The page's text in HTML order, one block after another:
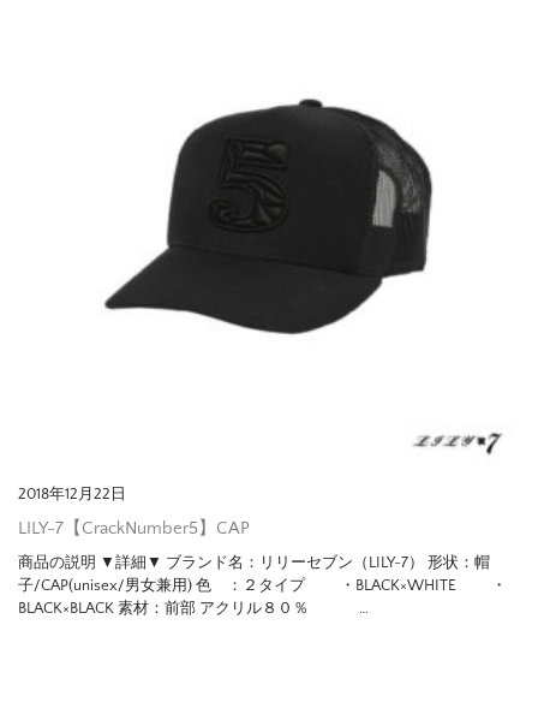
2018年12月22日
LILY-7【CrackNumber5】CAP
商品の説明 ▼詳細▼ ブランド名：リリーセブン（LILY-7） 形状：帽
子/CAP(unisex/男女兼用) 色 ：２タイプ ・BLACK×WHITE ・
BLACK×BLACK 素材：前部 アクリル８０％ …